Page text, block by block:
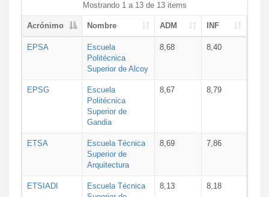
Mostrando 1 a 13 de 13 items
Acrónimo Nombre ADM INF
EPSA
Escuela
Politécnica
Superior de Alcoy
8,68 8,40
EPSG
Escuela
Politécnica
Superior de
Gandia
8,67 8,79
ETSA
Escuela Técnica
Superior de
Arquitectura
8,69 7,86
ETSIADI
Escuela Técnica
8,13 8,18